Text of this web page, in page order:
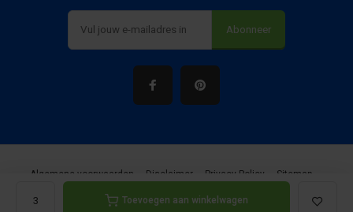
Toevoegen aan winkelwagen
Abonneer
Algemene voorwaarden Disclaimer Privacy Policy Sitemap